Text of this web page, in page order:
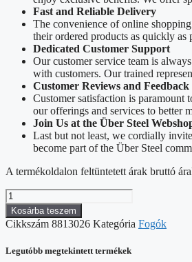
Fast and Reliable Delivery
The convenience of online
their ordered products as quickly
Dedicated Customer Support
Our customer service team is
with customers. Our trained
Customer Reviews and Feedback
Customer satisfaction is paramount
our offerings and services to better
Join Us at the Über Steel
Last but not least, we cordially
become part of the Über Steel
A termékoldalon feltüntetett árak bruttó
Hosszú
csőrű
fogó,
mini;
mm
Kosárba teszem
Cikkszám 8813026 Kategória Fogók
Legutóbb megtekintett termékek